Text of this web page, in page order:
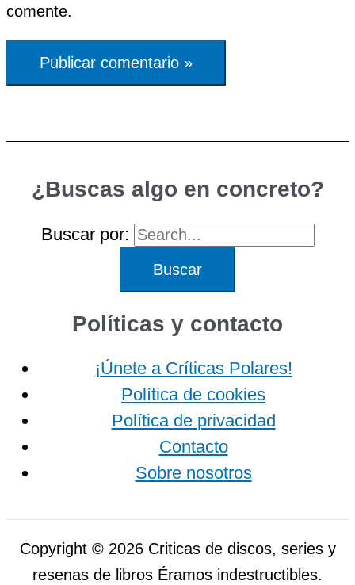
comente.
¿Buscas algo en concreto?
Buscar por:
Políticas y contacto
¡Únete a Críticas Polares!
Política de cookies
Política de privacidad
Contacto
Sobre nosotros
Copyright © 2026 Criticas de discos, series y
resenas de libros Éramos indestructibles.